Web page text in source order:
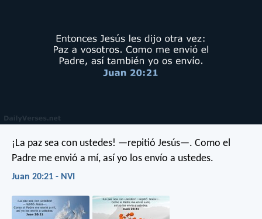
¡La paz sea con ustedes! —repitió Jesús—. Como el
Padre me envió a mí, así yo los envío a ustedes.
Juan 20:21 - NVI